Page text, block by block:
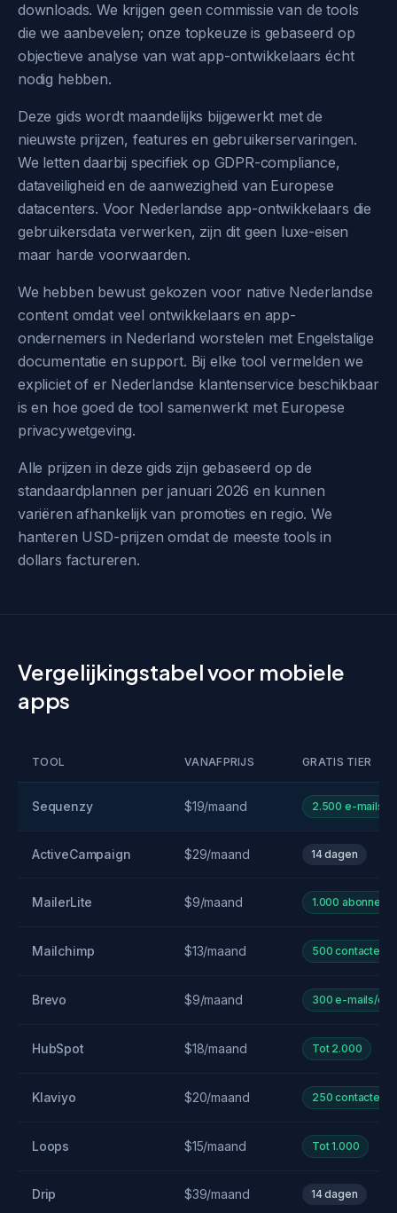
downloads. We krijgen geen commissie van de tools
die we aanbevelen; onze topkeuze is gebaseerd op
objectieve analyse van wat app-ontwikkelaars écht
nodig hebben.
Deze gids wordt maandelijks bijgewerkt met de
nieuwste prijzen, features en gebruikerservaringen.
We letten daarbij specifiek op GDPR-compliance,
dataveiligheid en de aanwezigheid van Europese
datacenters. Voor Nederlandse app-ontwikkelaars die
gebruikersdata verwerken, zijn dit geen luxe-eisen
maar harde voorwaarden.
We hebben bewust gekozen voor native Nederlandse
content omdat veel ontwikkelaars en app-
ondernemers in Nederland worstelen met Engelstalige
documentatie en support. Bij elke tool vermelden we
expliciet of er Nederlandse klantenservice beschikbaar
is en hoe goed de tool samenwerkt met Europese
privacywetgeving.
Alle prijzen in deze gids zijn gebaseerd op de
standaardplannen per januari 2026 en kunnen
variëren afhankelijk van promoties en regio. We
hanteren USD-prijzen omdat de meeste tools in
dollars factureren.
Vergelijkingstabel voor mobiele
apps
TOOL VANAFPRIJS GRATIS TIER
Sequenzy $19/maand 2.500 e-mails
ActiveCampaign $29/maand 14 dagen
MailerLite $9/maand 1.000 abonnees
Mailchimp $13/maand 500 contacten
Brevo $9/maand 300 e-mails/dag
HubSpot $18/maand Tot 2.000
Klaviyo $20/maand 250 contacten
Loops $15/maand Tot 1.000
Drip $39/maand 14 dagen